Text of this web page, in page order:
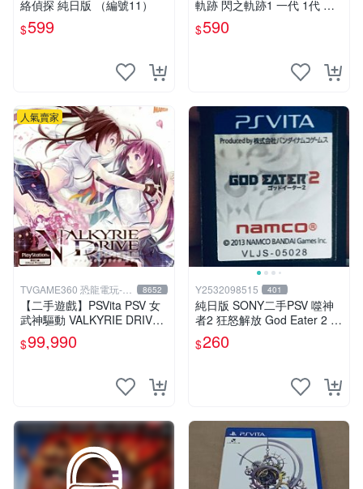
絡偵探 純日版 （編號11）
$599
軌跡 閃之軌跡1 一代 1代 純
日版 日文版 二手 FALCOM
閃の軌跡 閃軌
$590
人氣賣家
TVGAME360 恐龍電玩-台
中店
8652
【二手遊戲】PSVita PSV 女
武神驅動 VALKYRIE DRIVE
日文版【台中恐龍電玩】
$99,990
Y2532098515 401
純日版 SONY二手PSV 噬神
者2 狂怒解放 God Eater 2 R
age Burst 純日版9成新現貨
馬上出
$260